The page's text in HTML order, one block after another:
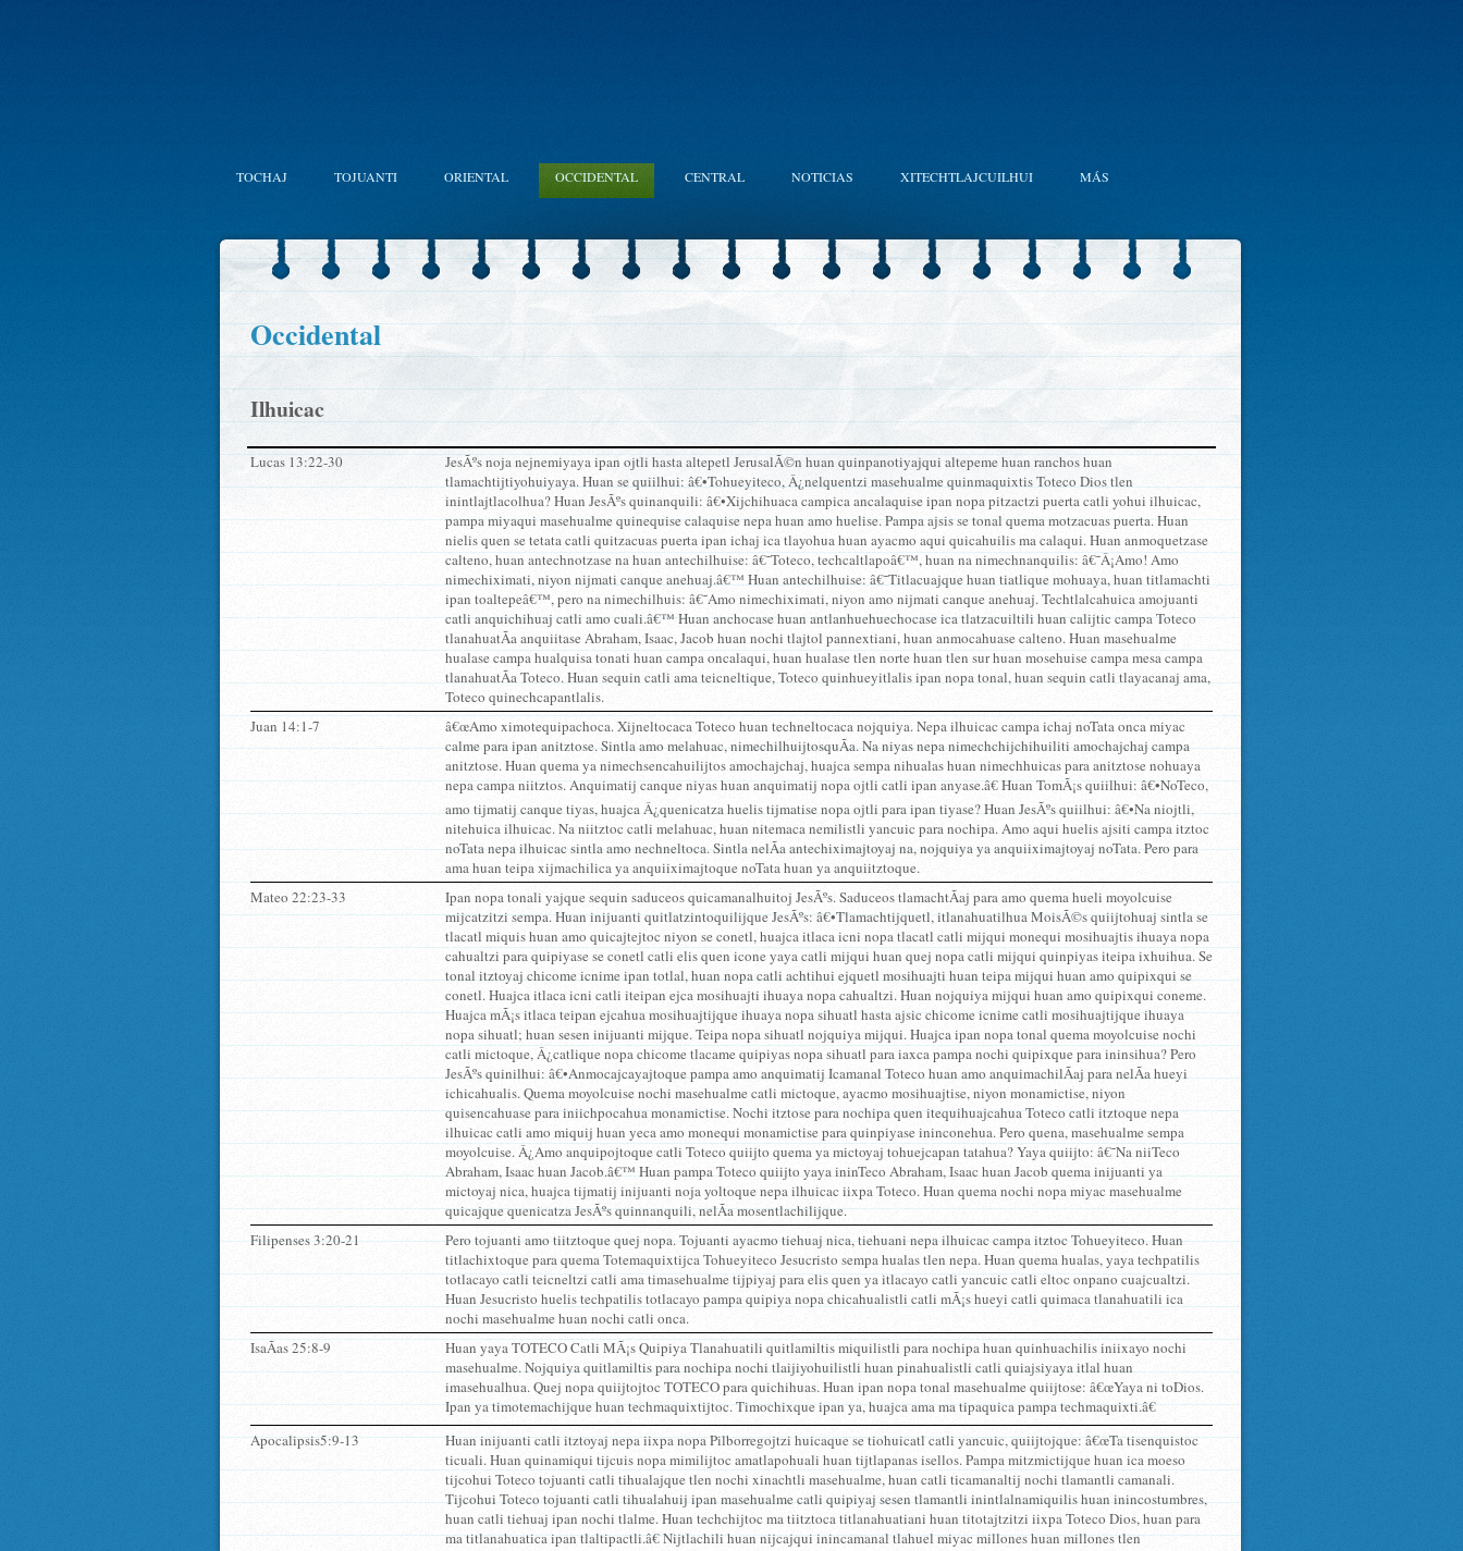
TOCHAJ TOJUANTI ORIENTAL OCCIDENTAL CENTRAL NOTICIAS XITECHTLAJCUILHUI MÁS
Occidental
Ilhuicac
Lucas 13:22-30
JesÃºs noja nejnemiyaya ipan ojtli hasta altepetl JerusalÃ©n huan quinpanotiyajqui altepeme huan ranchos huan
tlamachtijtiyohuiyaya. Huan se quiilhui: â€•Tohueyiteco, Â¿nelquentzi masehualme quinmaquixtis Toteco Dios tlen
inintlajtlacolhua? Huan JesÃºs quinanquili: â€•Xijchihuaca campica ancalaquise ipan nopa pitzactzi puerta catli yohui ilhuicac,
pampa miyaqui masehualme quinequise calaquise nepa huan amo huelise. Pampa ajsis se tonal quema motzacuas puerta. Huan
nielis quen se tetata catli quitzacuas puerta ipan ichaj ica tlayohua huan ayacmo aqui quicahuilis ma calaqui. Huan anmoquetzase
calteno, huan antechnotzase na huan antechilhuise: â€˜Toteco, techcaltlapoâ€™, huan na nimechnanquilis: â€˜Â¡Amo! Amo
nimechiximati, niyon nijmati canque anehuaj.â€™ Huan antechilhuise: â€˜Titlacuajque huan tiatlique mohuaya, huan titlamachti
ipan toaltepeâ€™, pero na nimechilhuis: â€˜Amo nimechiximati, niyon amo nijmati canque anehuaj. Techtlalcahuica amojuanti
catli anquichihuaj catli amo cuali.â€™ Huan anchocase huan antlanhuehuechocase ica tlatzacuiltili huan calijtic campa Toteco
tlanahuatÃ­a anquiitase Abraham, Isaac, Jacob huan nochi tlajtol pannextiani, huan anmocahuase calteno. Huan masehualme
hualase campa hualquisa tonati huan campa oncalaqui, huan hualase tlen norte huan tlen sur huan mosehuise campa mesa campa
tlanahuatÃ­a Toteco. Huan sequin catli ama teicneltique, Toteco quinhueyitlalis ipan nopa tonal, huan sequin catli tlayacanaj ama,
Toteco quinechcapantlalis.
Juan 14:1-7
â€œAmo ximotequipachoca. Xijneltocaca Toteco huan techneltocaca nojquiya. Nepa ilhuicac campa ichaj noTata onca miyac
calme para ipan anitztose. Sintla amo melahuac, nimechilhuijtosquÃ­a. Na niyas nepa nimechchijchihuiliti amochajchaj campa
anitztose. Huan quema ya nimechsencahuilijtos amochajchaj, huajca sempa nihualas huan nimechhuicas para anitztose nohuaya
nepa campa niitztos. Anquimatij canque niyas huan anquimatij nopa ojtli catli ipan anyase.â€ Huan TomÃ¡s quiilhui: â€•NoTeco,
amo tijmatij canque tiyas, huajca Â¿quenicatza huelis tijmatise nopa ojtli para ipan tiyase? Huan JesÃºs quiilhui: â€•Na niojtli,
nitehuica ilhuicac. Na niitztoc catli melahuac, huan nitemaca nemilistli yancuic para nochipa. Amo aqui huelis ajsiti campa itztoc
noTata nepa ilhuicac sintla amo nechneltoca. Sintla nelÃ­a antechiximajtoyaj na, nojquiya ya anquiiximajtoyaj noTata. Pero para
ama huan teipa xijmachilica ya anquiiximajtoque noTata huan ya anquiitztoque.
Mateo 22:23-33
Ipan nopa tonali yajque sequin saduceos quicamanalhuitoj JesÃºs. Saduceos tlamachtÃ­aj para amo quema hueli moyolcuise
mijcatzitzi sempa. Huan inijuanti quitlatzintoquilijque JesÃºs: â€•Tlamachtijquetl, itlanahuatilhua MoisÃ©s quiijtohuaj sintla se
tlacatl miquis huan amo quicajtejtoc niyon se conetl, huajca itlaca icni nopa tlacatl catli mijqui monequi mosihuajtis ihuaya nopa
cahualtzi para quipiyase se conetl catli elis quen icone yaya catli mijqui huan quej nopa catli mijqui quinpiyas iteipa ixhuihua. Se
tonal itztoyaj chicome icnime ipan totlal, huan nopa catli achtihui ejquetl mosihuajti huan teipa mijqui huan amo quipixqui se
conetl. Huajca itlaca icni catli iteipan ejca mosihuajti ihuaya nopa cahualtzi. Huan nojquiya mijqui huan amo quipixqui coneme.
Huajca mÃ¡s itlaca teipan ejcahua mosihuajtijque ihuaya nopa sihuatl hasta ajsic chicome icnime catli mosihuajtijque ihuaya
nopa sihuatl; huan sesen inijuanti mijque. Teipa nopa sihuatl nojquiya mijqui. Huajca ipan nopa tonal quema moyolcuise nochi
catli mictoque, Â¿catlique nopa chicome tlacame quipiyas nopa sihuatl para iaxca pampa nochi quipixque para ininsihua? Pero
JesÃºs quinilhui: â€•Anmocajcayajtoque pampa amo anquimatij Icamanal Toteco huan amo anquimachilÃ­aj para nelÃ­a hueyi
ichicahualis. Quema moyolcuise nochi masehualme catli mictoque, ayacmo mosihuajtise, niyon monamictise, niyon
quisencahuase para iniichpocahua monamictise. Nochi itztose para nochipa quen itequihuajcahua Toteco catli itztoque nepa
ilhuicac catli amo miquij huan yeca amo monequi monamictise para quinpiyase ininconehua. Pero quena, masehualme sempa
moyolcuise. Â¿Amo anquipojtoque catli Toteco quiijto quema ya mictoyaj tohuejcapan tatahua? Yaya quiijto: â€˜Na niiTeco
Abraham, Isaac huan Jacob.â€™ Huan pampa Toteco quiijto yaya ininTeco Abraham, Isaac huan Jacob quema inijuanti ya
mictoyaj nica, huajca tijmatij inijuanti noja yoltoque nepa ilhuicac iixpa Toteco. Huan quema nochi nopa miyac masehualme
quicajque quenicatza JesÃºs quinnanquili, nelÃ­a mosentlachilijque.
Filipenses 3:20-21
Pero tojuanti amo tiitztoque quej nopa. Tojuanti ayacmo tiehuaj nica, tiehuani nepa ilhuicac campa itztoc Tohueyiteco. Huan
titlachixtoque para quema Totemaquixtijca Tohueyiteco Jesucristo sempa hualas tlen nepa. Huan quema hualas, yaya techpatilis
totlacayo catli teicneltzi catli ama timasehualme tijpiyaj para elis quen ya itlacayo catli yancuic catli eltoc onpano cuajcualtzi.
Huan Jesucristo huelis techpatilis totlacayo pampa quipiya nopa chicahualistli catli mÃ¡s hueyi catli quimaca tlanahuatili ica
nochi masehualme huan nochi catli onca.
IsaÃ­as 25:8-9
Huan yaya TOTECO Catli MÃ¡s Quipiya Tlanahuatili quitlamiltis miquilistli para nochipa huan quinhuachilis iniixayo nochi
masehualme. Nojquiya quitlamiltis para nochipa nochi tlaijiyohuilistli huan pinahualistli catli quiajsiyaya itlal huan
imasehualhua. Quej nopa quiijtojtoc TOTECO para quichihuas. Huan ipan nopa tonal masehualme quiijtose: â€œYaya ni toDios.
Ipan ya timotemachijque huan techmaquixtijtoc. Timochixque ipan ya, huajca ama ma tipaquica pampa techmaquixti.â€
Apocalipsis5:9-13
Huan inijuanti catli itztoyaj nepa iixpa nopa Pilborregojtzi huicaque se tiohuicatl catli yancuic, quiijtojque: â€œTa tisenquistoc
ticuali. Huan quinamiqui tijcuis nopa mimilijtoc amatlapohuali huan tijtlapanas isellos. Pampa mitzmictijque huan ica moeso
tijcohui Toteco tojuanti catli tihualajque tlen nochi xinachtli masehualme, huan catli ticamanaltij nochi tlamantli camanali.
Tijcohui Toteco tojuanti catli tihualahuij ipan masehualme catli quipiyaj sesen tlamantli inintlalnamiquilis huan inincostumbres,
huan catli tiehuaj ipan nochi tlalme. Huan techchijtoc ma tiitztoca titlanahuatiani huan titotajtzitzi iixpa Toteco Dios, huan para
ma titlanahuatica ipan tlaltipactli.â€ Nijtlachili huan nijcajqui inincamanal tlahuel miyac millones huan millones tlen